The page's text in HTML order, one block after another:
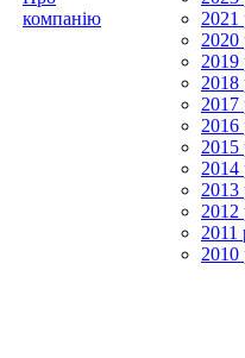
компанію
2021
2020
2019
2018
2017
2016
2015
2014
2013
2012
2011
2010